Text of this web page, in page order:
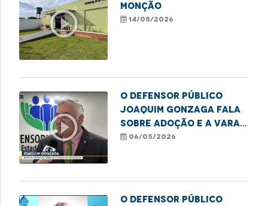
play_circle_outline
MONÇÃO
14/05/2026
play_circle_outline
O defensor público
Joaquim Gonzaga fala
sobre adoção e a Vara
da Infância e Juventude
06/05/2026
O defensor público